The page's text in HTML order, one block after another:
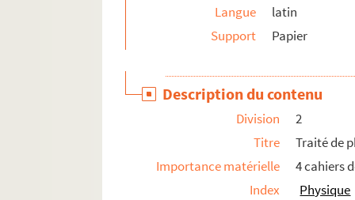
Langue
latin
Support
Papier
Description du contenu
Division
2
Titre
Traité de
Importance matérielle
4 cahiers
Index
Physique